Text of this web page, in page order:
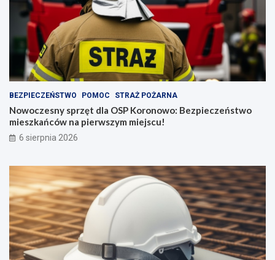
BEZPIECZEŃSTWO POMOC STRAŻ POŻARNA
Nowoczesny sprzęt dla OSP Koronowo: Bezpieczeństwo
mieszkańców na pierwszym miejscu!
6 sierpnia 2026